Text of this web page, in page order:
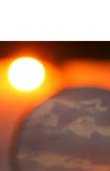
有蟲子侵入繁殖的風險
家人日夜煩惱，百思不
蟲子其實是從食品包裝
中上演。如果能初步認